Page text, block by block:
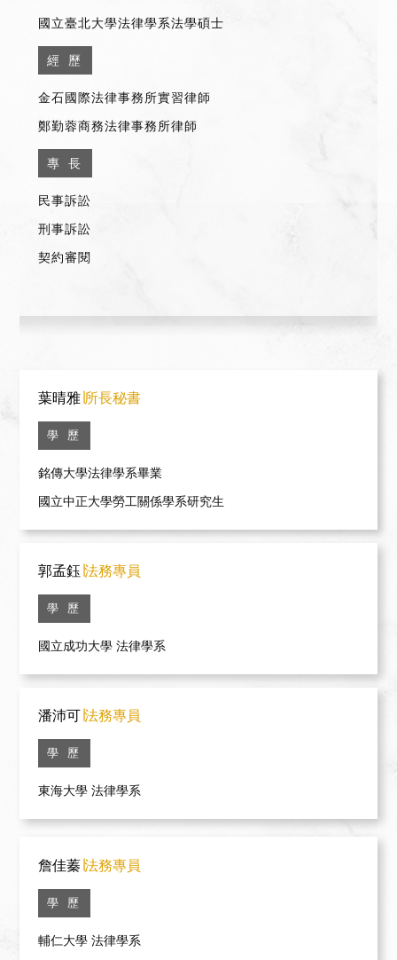
國立臺北大學法律學系法學碩士
經 歷
金石國際法律事務所實習律師
鄭勤蓉商務法律事務所律師
專 長
民事訴訟
刑事訴訟
契約審閱
葉晴雅∣所長秘書
學 歷
銘傳大學法律學系畢業
國立中正大學勞工關係學系研究生
郭孟鈺 ∣法務專員
學 歷
國立成功大學 法律學系
潘沛可∣法務專員
學 歷
東海大學 法律學系
詹佳蓁∣法務專員
學 歷
輔仁大學 法律學系